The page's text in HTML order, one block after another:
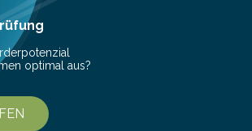
Pauline Hoffmann und Yusuf Toprak
optimal aus?